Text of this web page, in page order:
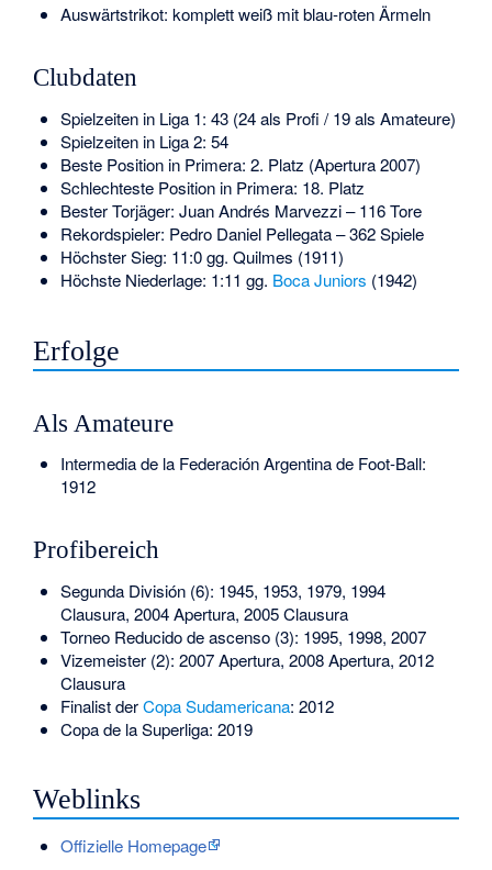
Auswärtstrikot: komplett weiß mit blau-roten Ärmeln
Clubdaten
Spielzeiten in Liga 1: 43 (24 als Profi / 19 als Amateure)
Spielzeiten in Liga 2: 54
Beste Position in Primera: 2. Platz (Apertura 2007)
Schlechteste Position in Primera: 18. Platz
Bester Torjäger: Juan Andrés Marvezzi– 116 Tore
Rekordspieler: Pedro Daniel Pellegata– 362 Spiele
Höchster Sieg: 11:0 gg. Quilmes (1911)
Höchste Niederlage: 1:11 gg. Boca Juniors (1942)
Erfolge
Als Amateure
Intermedia de la Federación Argentina de Foot-Ball:
1912
Profibereich
Segunda División (6): 1945, 1953, 1979, 1994
Clausura, 2004 Apertura, 2005 Clausura
Torneo Reducido de ascenso (3): 1995, 1998, 2007
Vizemeister (2): 2007 Apertura, 2008 Apertura, 2012
Clausura
Finalist derCopa Sudamericana: 2012
Copa de la Superliga: 2019
Weblinks
Offizielle Homepage